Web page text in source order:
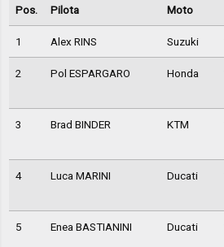
Pos. Pilota Moto
1 Alex RINS Suzuki
2 Pol ESPARGARO Honda
3 Brad BINDER KTM
4 Luca MARINI Ducati
5 Enea BASTIANINI Ducati